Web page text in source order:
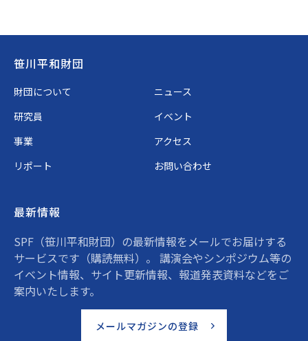
Footer
笹川平和財団
財団について
ニュース
研究員
イベント
事業
アクセス
リポート
お問い合わせ
最新情報
SPF（笹川平和財団）の最新情報をメールでお届けする
サービスです（購読無料）。 講演会やシンポジウム等の
イベント情報、サイト更新情報、報道発表資料などをご
案内いたします。
メールマガジンの登録